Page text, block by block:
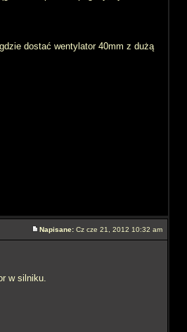
dostać wentylator 40mm z dużą
Napisane: Cz cze 21, 2012 10:32 am
w silniku.